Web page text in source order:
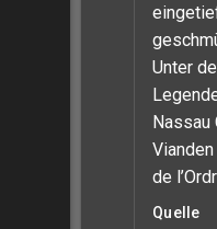
Unter
Nassau
de
Quelle